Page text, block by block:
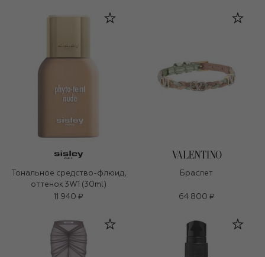
Тональное средство-флюид,
оттенок 3W1 (30ml)
11 940 ₽
Браслет
64 800 ₽